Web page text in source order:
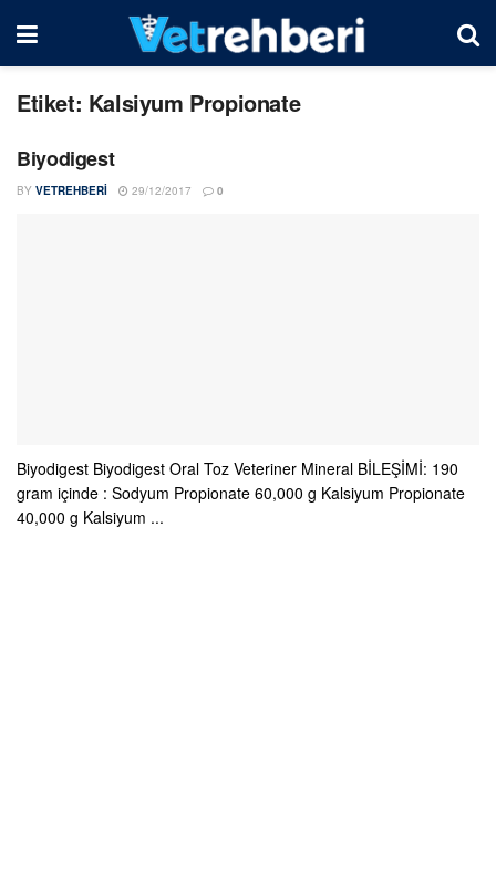
Etiket: Kalsiyum Propionate
Biyodigest
BY VETREHBERI 29/12/2017 0
Biyodigest Biyodigest Oral Toz Veteriner Mineral BİLEŞİMİ: 190
gram içinde : Sodyum Propionate 60,000 g Kalsiyum Propionate
40,000 g Kalsiyum ...